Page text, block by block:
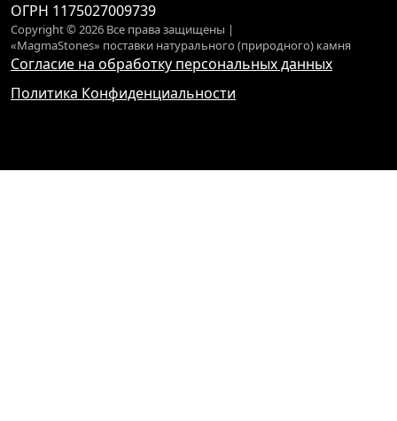
ОГРН 1175027009739
Copyright © 2026 Все права защищены |
«MagmaStones» поставки натурального (природного) камня
Согласие на обработку персональных данных
Политика Конфиденциальности